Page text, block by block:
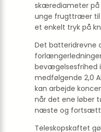
skærediameter på
unge frugttræer til
et enkelt tryk på
Det batteridrevne
bevægelsesfrihed
medfølgende 2,0
kan arbejde
når det ene løber
næste og
Teleskopskaftet